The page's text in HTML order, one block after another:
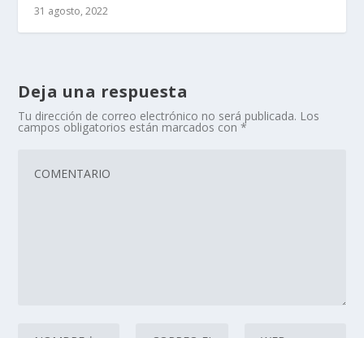
31 agosto, 2022
Deja una respuesta
Tu dirección de correo electrónico no será publicada. Los
campos obligatorios están marcados con*